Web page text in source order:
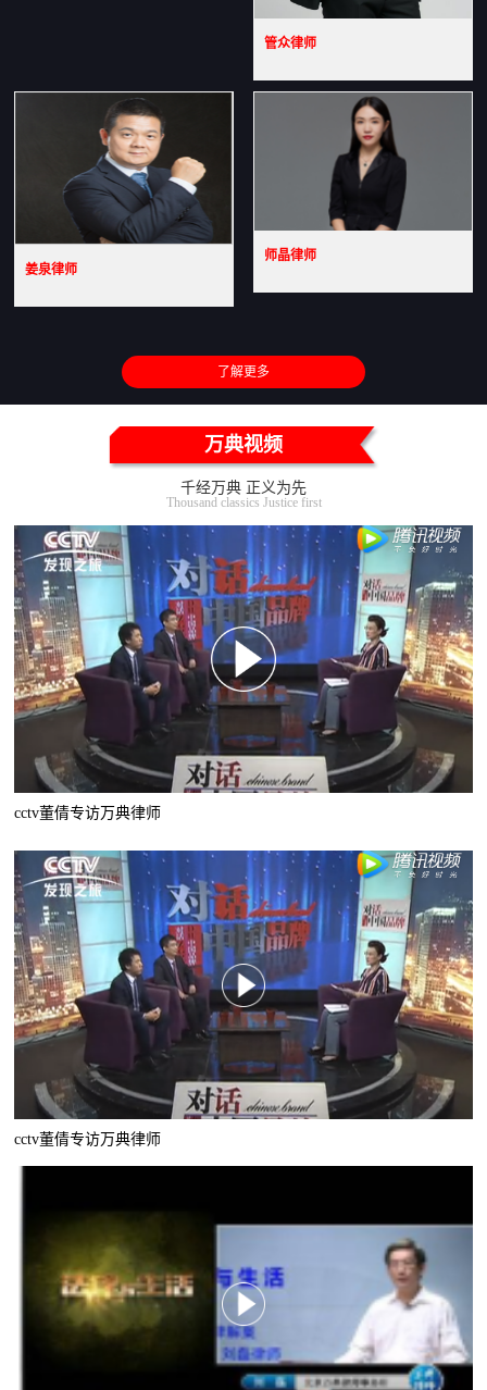
管众律师
姜泉律师
师晶律师
了解更多
万典视频
千经万典 正义为先
Thousand classics Justice first
cctv董倩专访万典律师
cctv董倩专访万典律师